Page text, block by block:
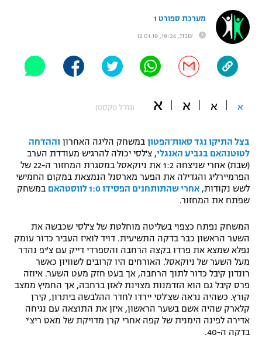
"מעל הליגה" – פודקאסט
"מחצית בשכונה" – פודקאסט
משתתפים וזוכים בפרסים
תקנון משתתפים וזוכים בפרסים
תקנון עבור פעילות אלקטרה
תקנון עבור פעילות ספורט 1 – "מרלן"
טניס
גיימינג E-Sports
תנאי שימוש
מדיניות פרטיות
תקנון פעילות ספורט 1
רשיון להקרנה פומבית לבית עסק
בני יהודה
ליגות נוספות
UFC
היאבקות WWE
אופניים
ספורט מוטורי
פוטבול אמריקאי NFL
בייסבול MLB
אומנויות לחימה
גיימינג E-Sports
מערכת ספורט 1
שבת, 19:24, 12.01.19
א א א א (גודל טקסט)
בצל התיקו נגד סאות'הפטון במשחק הליגה האחרון וההדחה
לטוטנהאם בגביע האנגלי, צ'לסי יכולה להרגיש מעודדת הערב
(שבת) אחרי שניצחה 1:2 את ניוקאסל במסגרת המחזור ה-22 של
הפרמיירליג והגדילה את הפער מארסנל הנמצאת במקום החמישי
לשש נקודות, אחרי שהתותחנים הפסידו 1:0 לווסטהאם
במשחק
שפתח את המחזור.
המשחק נפתח כצפוי בשליטה מוחלטת של צ'לסי שכבשה את
השער הראשון כבר בדקה התשיעית. דויד לואיז העביר כדור עומק
נפלא שמצא את פרדו בקצה הרחבה והספרדי דייק עם צ'יפ נהדר
מעל השער של ניוקאסל. האורחים היו קרובים לשוויון כאשר
רונדון קיבל כדור לתוך הרחבה, אך בעט חזק מעט השער. איוזה
פרס קיבל גם הוא הזדמנות מצוינת לאזן ברחבה, אך החמיץ ממצב
קורץ. כשהיה נראה שצ'לסי יירדו לחדר ההלבשה ביתרון, קירן
קלארק שהיה אשם בשער הראשון, איזן את התוצאה עם נגיחה
אדירה לפינה הימנית של קפה אחרי קרן מדויקת של מאט ריצ'י
בדקה ה-40.